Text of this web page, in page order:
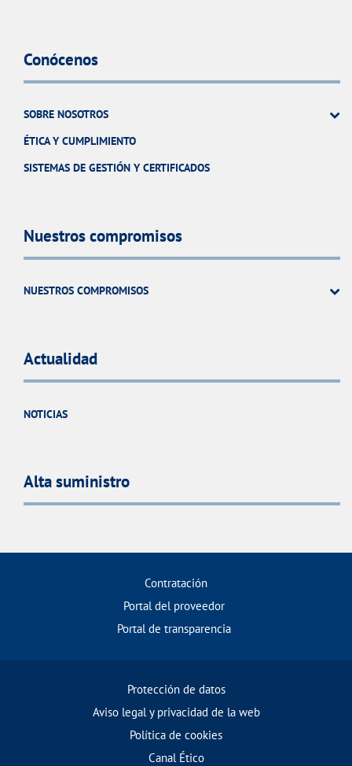
Conócenos
SOBRE NOSOTROS
ÉTICA Y CUMPLIMIENTO
SISTEMAS DE GESTIÓN Y CERTIFICADOS
Nuestros compromisos
NUESTROS COMPROMISOS
Actualidad
NOTICIAS
Alta suministro
Contratación
Portal del proveedor
Portal de transparencia
Protección de datos
Aviso legal y privacidad de la web
Política de cookies
Canal Ético